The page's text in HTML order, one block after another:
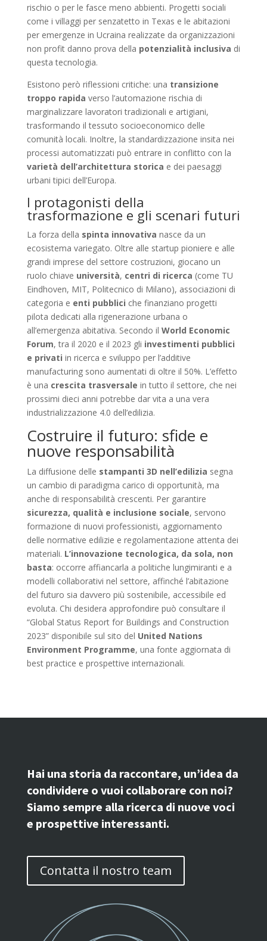
rischio o per le fasce meno abbienti. Progetti sociali
come i villaggi per senzatetto in Texas e le abitazioni
per emergenze in Ucraina realizzate da organizzazioni
non profit danno prova della potenzialità inclusiva di
questa tecnologia.
Esistono però riflessioni critiche: una transizione
troppo rapida verso l’automazione rischia di
marginalizzare lavoratori tradizionali e artigiani,
trasformando il tessuto socioeconomico delle
comunità locali. Inoltre, la standardizzazione insita nei
processi automatizzati può entrare in conflitto con la
varietà dell’architettura storica e dei paesaggi
urbani tipici dell’Europa.
I protagonisti della
trasformazione e gli scenari futuri
La forza della spinta innovativa nasce da un
ecosistema variegato. Oltre alle startup pioniere e alle
grandi imprese del settore costruzioni, giocano un
ruolo chiave università, centri di ricerca (come TU
Eindhoven, MIT, Politecnico di Milano), associazioni di
categoria e enti pubblici che finanziano progetti
pilota dedicati alla rigenerazione urbana o
all’emergenza abitativa. Secondo il World Economic
Forum, tra il 2020 e il 2023 gli investimenti pubblici
e privati in ricerca e sviluppo per l’additive
manufacturing sono aumentati di oltre il 50%. L’effetto
è una crescita trasversale in tutto il settore, che nei
prossimi dieci anni potrebbe dar vita a una vera
industrializzazione 4.0 dell’edilizia.
Costruire il futuro: sfide e
nuove responsabilità
La diffusione delle stampanti 3D nell’edilizia segna
un cambio di paradigma carico di opportunità, ma
anche di responsabilità crescenti. Per garantire
sicurezza, qualità e inclusione sociale, servono
formazione di nuovi professionisti, aggiornamento
delle normative edilizie e regolamentazione attenta dei
materiali. L’innovazione tecnologica, da sola, non
basta: occorre affiancarla a politiche lungimiranti e a
modelli collaborativi nel settore, affinché l’abitazione
del futuro sia davvero più sostenibile, accessibile ed
evoluta. Chi desidera approfondire può consultare il
“Global Status Report for Buildings and Construction
2023” disponibile sul sito del United Nations
Environment Programme, una fonte aggiornata di
best practice e prospettive internazionali.
Hai una storia da raccontare, un’idea da
condividere o vuoi collaborare con noi?
Siamo sempre alla ricerca di nuove voci
e prospettive interessanti.
Contatta il nostro team